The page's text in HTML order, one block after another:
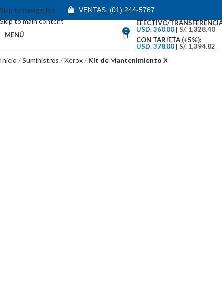
Skip to navigation
Skip to main content
VENTAS: (01) 244-5767
MENÚ 0
EFECTIVO/
USD. 360.00 | S/. 1,328.40
CON TARJETA (+5%):
USD. 378.00 | S/. 1,394.82
Inicio Suministros Xerox Kit de Mantenimiento X